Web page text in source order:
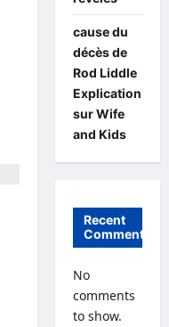
cause du
décès de
Rod Liddle
Explication
sur Wife
and Kids
Recent
Comments
No
comments
to show.